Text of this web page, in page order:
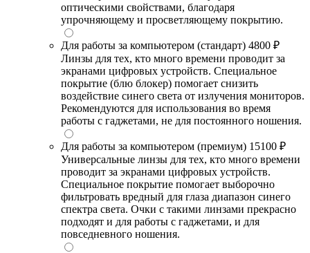
оптическими свойствами, благодаря
упрочняющему и просветляющему покрытию.
Для работы за компьютером (стандарт) 4800 ₽
Линзы для тех, кто много времени проводит за
экранами цифровых устройств. Специальное
покрытие (блю блокер) помогает снизить
воздействие синего света от излучения мониторов.
Рекомендуются для использования во время
работы с гаджетами, не для постоянного ношения.
Для работы за компьютером (премиум) 15100 ₽
Универсальные линзы для тех, кто много времени
проводит за экранами цифровых устройств.
Специальное покрытие помогает выборочно
фильтровать вредный для глаза диапазон синего
спектра света. Очки с такими линзами прекрасно
подходят и для работы с гаджетами, и для
повседневного ношения.